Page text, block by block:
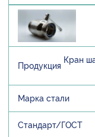
Кран